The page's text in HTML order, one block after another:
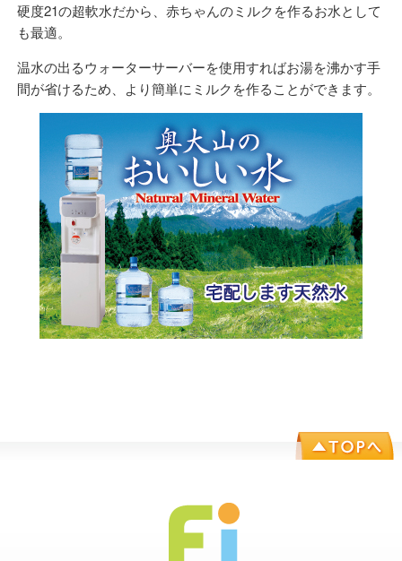
硬度21の超軟水だから、赤ちゃんのミルクを作るお水として
も最適。
温水の出るウォーターサーバーを使用すればお湯を沸かす手
間が省けるため、より簡単にミルクを作ることができます。